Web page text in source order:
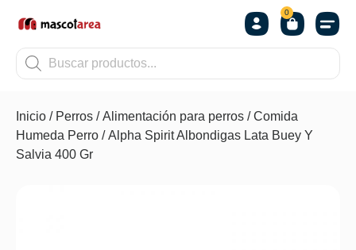
0
Inicio / Perros /Alimentación para perros /Comida
Humeda Perro / Alpha Spirit Albondigas Lata Buey Y
Salvia 400 Gr